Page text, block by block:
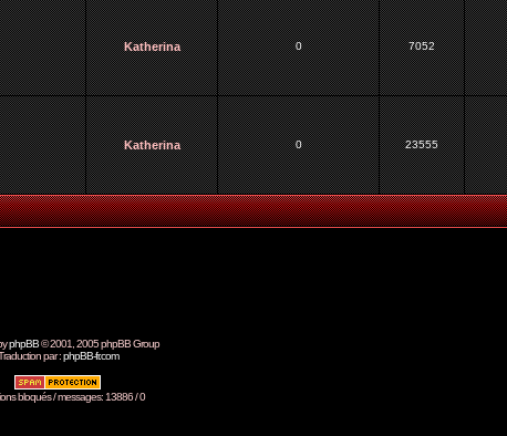
Katherina 0 7052
Katherina 0 23555
phpBB© 2001, 2005 phpBB Group
par :phpBB-fr.com
bloqués / messages: 13886 / 0